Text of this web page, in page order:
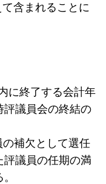
含まれることに
に終了する会計年
評議員会の終結の
補欠として選任
評議員の任期の満